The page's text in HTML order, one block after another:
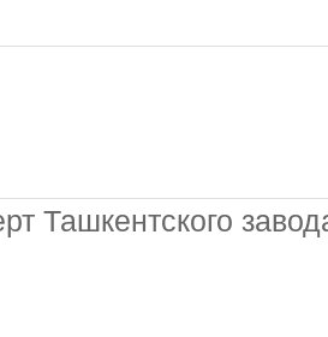
Ташкентского